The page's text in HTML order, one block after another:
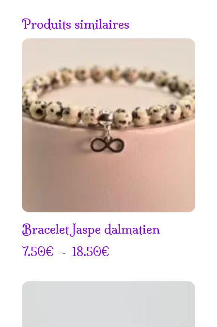
Produits similaires
Bracelet Jaspe dalmatien
7.50€ – 18.50€Plage